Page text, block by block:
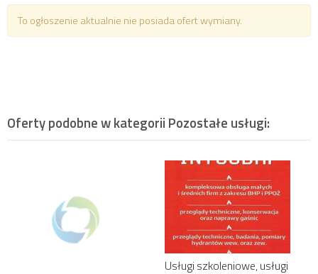
To ogłoszenie aktualnie nie posiada ofert wymiany.
Oferty podobne w kategorii Pozostałe usługi:
Usługi szkoleniowe, usługi